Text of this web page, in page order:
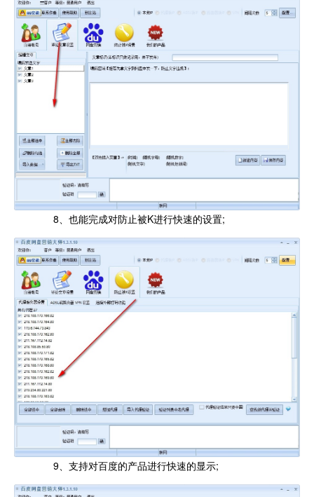
8、也能完成对防止被K进行快速的设置;
9、支持对百度的产品进行快速的显示;